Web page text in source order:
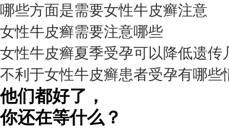
预约量
6821
疗效满意
98%
哪些方面是需要女性牛皮癣注意
女性牛皮癣需要注意哪些
女性牛皮癣夏季受孕可以降低遗传
不利于女性牛皮癣患者受孕有哪些
他们都好了，
你还在等什么？